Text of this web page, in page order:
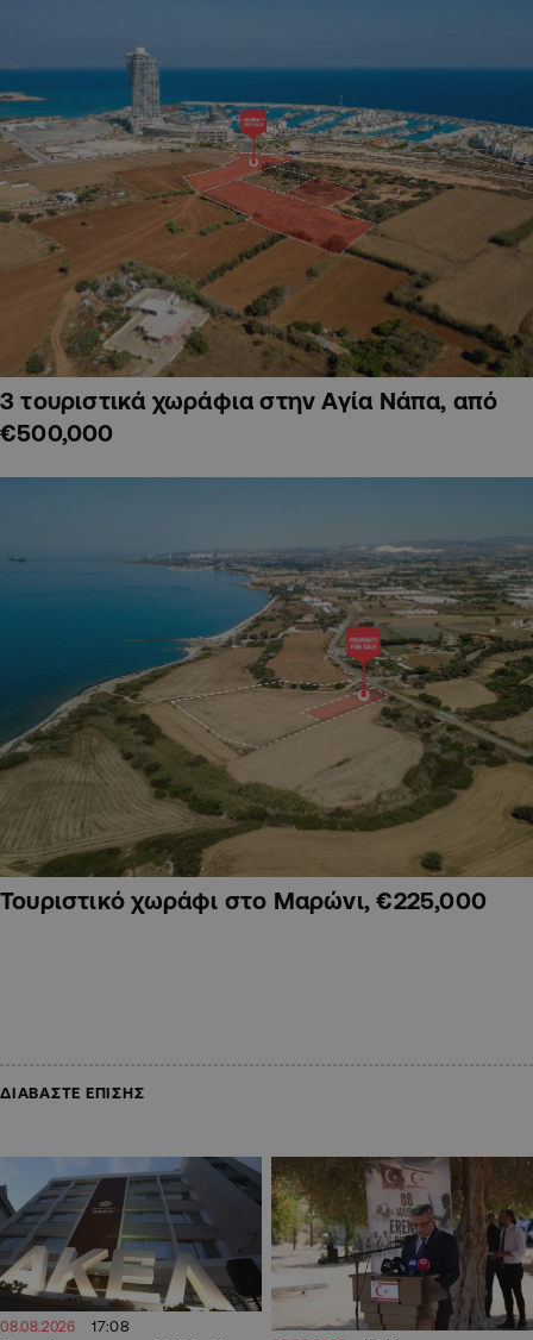
3 τουριστικά χωράφια στην Αγία Νάπα, από
€500,000
Τουριστικό χωράφι στο Μαρώνι, €225,000
ΔΙΑΒΑΣΤΕ ΕΠΙΣΗΣ
08.08.2026 17:08